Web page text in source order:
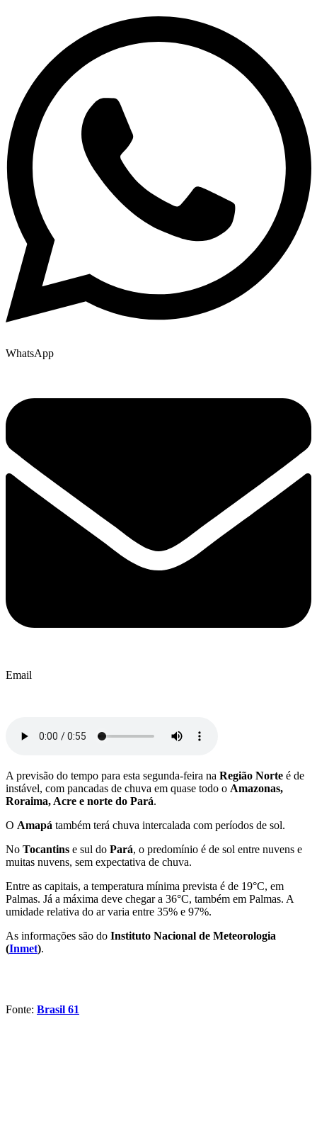
WhatsApp
Email
A previsão do tempo para esta segunda-feira na Região Norte é de
instável, com pancadas de chuva em quase todo o Amazonas,
Roraima, Acre e norte do Pará.
O Amapá também terá chuva intercalada com períodos de sol.
No Tocantins e sul do Pará, o predomínio é de sol entre nuvens e
muitas nuvens, sem expectativa de chuva.
Entre as capitais, a temperatura mínima prevista é de 19°C, em
Palmas. Já a máxima deve chegar a 36°C, também em Palmas. A
umidade relativa do ar varia entre 35% e 97%.
As informações são do Instituto Nacional de Meteorologia
(Inmet).
Fonte: Brasil 61